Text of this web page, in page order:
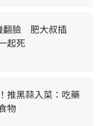
臉　肥大叔插
起死
推黑蒜入菜：吃藥
物